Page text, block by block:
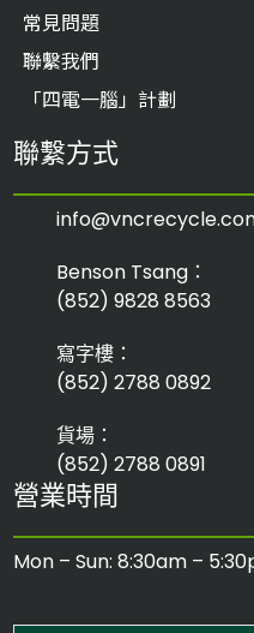
常見問題
聯繫我們
「四電一腦」計劃
聯繫方式
Benson Tsang：
(852) 9828 8563
寫字樓：
(852) 2788 0892
貨場：
(852) 2788 0891
營業時間
Mon – Sun: 8:30am –